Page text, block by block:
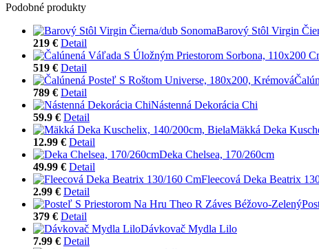
Podobné produkty
Barový Stôl Virgin
219 € Detail
519 € Detail
789 € Detail
Nástenná Dekorácia Chi
59.9 € Detail
Mäkká Deka
12.99 € Detail
Deka Chelsea, 170/260cm
49.99 € Detail
Fleecová Deka Beatrix
2.99 € Detail
379 € Detail
Dávkovač Mydla Lilo
7.99 € Detail